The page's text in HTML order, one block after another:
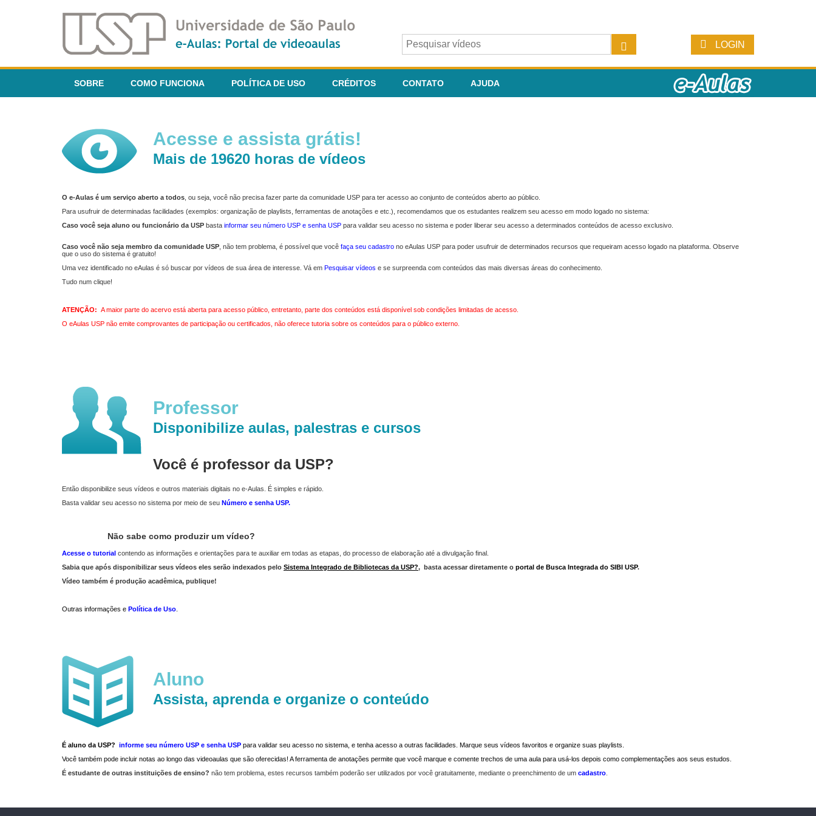
LOGIN
SOBRE COMO FUNCIONA POLÍTICA DE USO CRÉDITOS CONTATO AJUDA
Acesse e assista grátis!
Mais de 19620 horas de vídeos
O e-Aulas é um serviço aberto a todos , ou seja, você não precisa fazer parte da comunidade USP para ter acesso ao conjunto de conteúdos aberto ao público.
Para usufruir de determinadas facilidades (exemplos: organização de playlists, ferramentas de anotações e etc.), recomendamos que os estudantes realizem seu acesso em modo logado no sistema:
Caso você seja aluno ou funcionário da USP basta informar seu número USP e senha USP para validar seu acesso no sistema e poder liberar seu acesso a determinados conteúdos de acesso exclusivo.
Caso você não seja membro da comunidade USP , não tem problema, é possível que você faça seu cadastro no eAulas USP para poder usufruir de determinados recursos que requeiram acesso logado na plataforma. Observe
que o uso do sistema é gratuito!
Uma vez identificado no eAulas é só buscar por vídeos de sua área de interesse. Vá em Pesquisar vídeos e se surpreenda com conteúdos das mais diversas áreas do conhecimento.
Tudo num clique!
ATENÇÃO: A maior parte do acervo está aberta para acesso público, entretanto, parte dos conteúdos está disponível sob condições limitadas de acesso.
O eAulas USP não emite comprovantes de participação ou certificados, não oferece tutoria sobre os conteúdos para o público externo.
Professor
Disponibilize aulas, palestras e cursos
Você é professor da USP?
Então disponibilize seus vídeos e outros materiais digitais no e-Aulas. É simples e rápido.
Basta validar seu acesso no sistema por meio de seu Número e senha USP.
Não sabe como produzir um vídeo?
Acesse o tutorial contendo as informações e orientações para te auxiliar em todas as etapas, do processo de elaboração até a divulgação final.
Sabia que após disponibilizar seus vídeos eles serão indexados pelo Sistema Integrado de Bibliotecas da USP?, basta acessar diretamente o portal de Busca Integrada do SIBI USP.
Vídeo também é produção acadêmica, publique!
Outras informações e Política de Uso
Aluno
Assista, aprenda e organize o conteúdo
É aluno da USP? informe seu número USP e senha USP para validar seu acesso no sistema, e tenha acesso a outras facilidades. Marque seus vídeos favoritos e organize suas playlists.
Você também pode incluir notas ao longo das videoaulas que são oferecidas! A ferramenta de anotações permite que você marque e comente trechos de uma aula para usá-los depois como complementações aos seus estudos.
É estudante de outras instituições de ensino? não tem problema, estes recursos também poderão ser utilizados por você gratuitamente, mediante o preenchimento de um cadastro